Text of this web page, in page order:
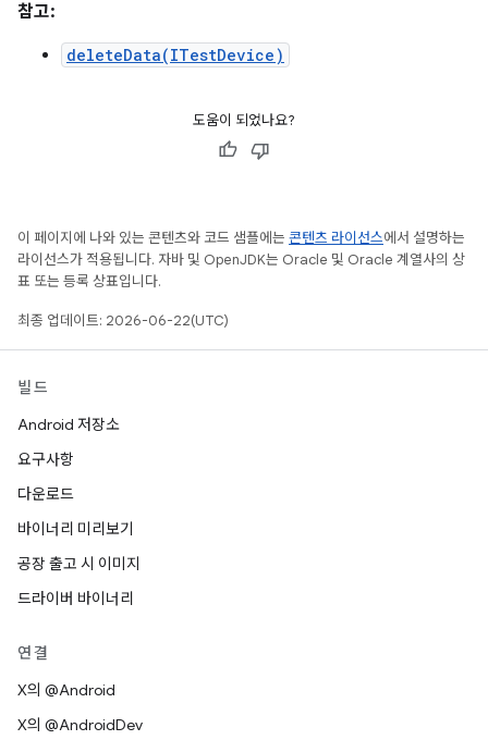
참고:
deleteData(ITestDevice)
도움이 되었나요?
이 페이지에 나와 있는 콘텐츠와 코드 샘플에는 콘텐츠 라이선스에서 설명하는
라이선스가 적용됩니다. 자바 및 OpenJDK는 Oracle 및 Oracle 계열사의 상
표 또는 등록 상표입니다.
최종 업데이트: 2026-06-22(UTC)
빌드
Android 저장소
요구사항
다운로드
바이너리 미리보기
공장 출고 시 이미지
드라이버 바이너리
연결
X의 @Android
X의 @AndroidDev